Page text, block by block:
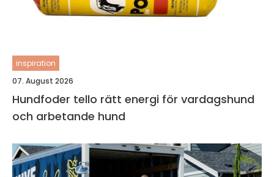
inspiration
07. August 2026
Hundfoder tello rätt energi för vardagshund
och arbetande hund